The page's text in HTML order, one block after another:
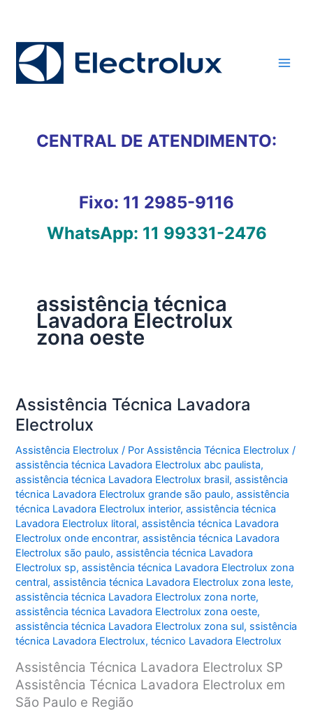
conteúdo
CENTRAL DE ATENDIMENTO:
Fixo: 11 2985-9116
WhatsApp: 11 99331-2476
assistência técnica
Lavadora Electrolux
zona oeste
Assistência Técnica Lavadora
Electrolux
Assistência Electrolux / PorAssistência Técnica Electrolux/
assistência técnica Lavadora Electrolux abc paulista,
assistência técnica Lavadora Electrolux brasil,assistência
técnica Lavadora Electrolux grande são paulo,assistência
técnica Lavadora Electrolux interior,assistência técnica
Lavadora Electrolux litoral,assistência técnica Lavadora
Electrolux onde encontrar,assistência técnica Lavadora
Electrolux são paulo,assistência técnica Lavadora
Electrolux sp,assistência técnica Lavadora Electrolux zona
central,assistência técnica Lavadora Electrolux zona leste,
assistência técnica Lavadora Electrolux zona norte,
assistência técnica Lavadora Electrolux zona oeste,
assistência técnica Lavadora Electrolux zona sul, ssistência
técnica Lavadora Electrolux,técnico Lavadora Electrolux
Assistência Técnica Lavadora Electrolux SP
Assistência Técnica Lavadora Electrolux em
São Paulo e Região